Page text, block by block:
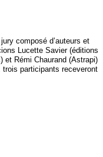
composé d’auteurs et
Lucette Savier (éditions
et Rémi Chaurand (Astrapi)
participants receveront